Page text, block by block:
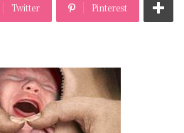
Twitter Pinterest